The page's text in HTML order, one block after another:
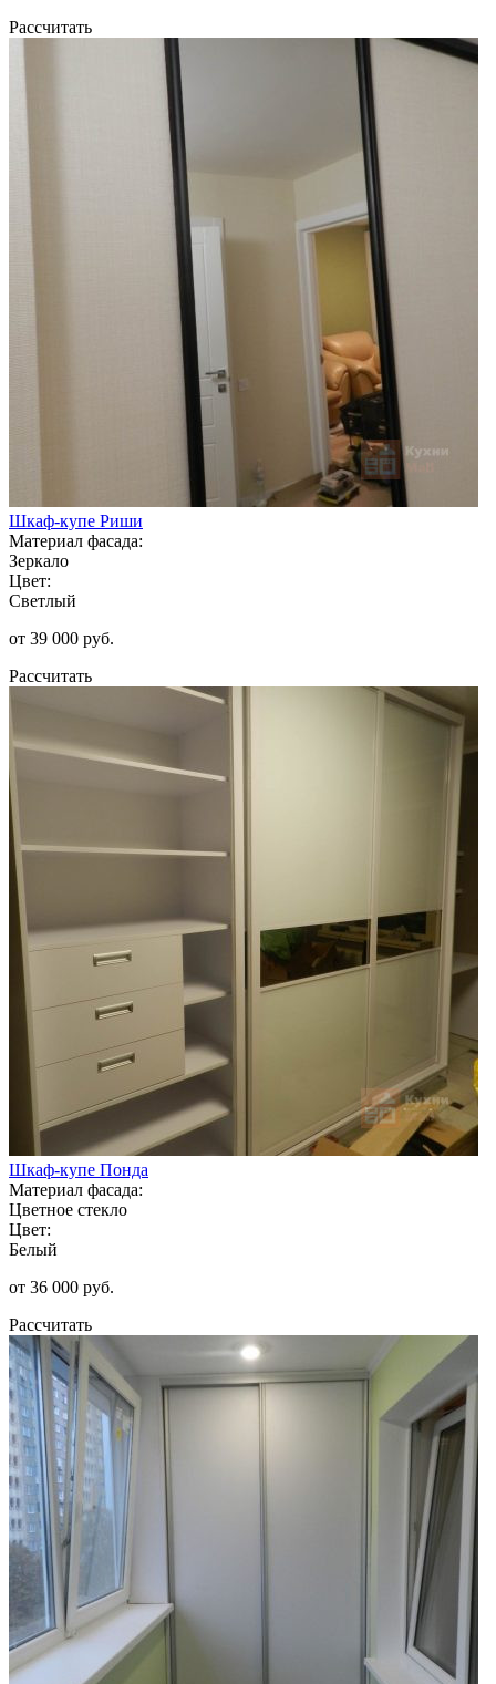
Рассчитать
Шкаф-купе Риши
Материал фасада:
Зеркало
Цвет:
Светлый
от 39 000 руб.
Рассчитать
Шкаф-купе Понда
Материал фасада:
Цветное стекло
Цвет:
Белый
от 36 000 руб.
Рассчитать